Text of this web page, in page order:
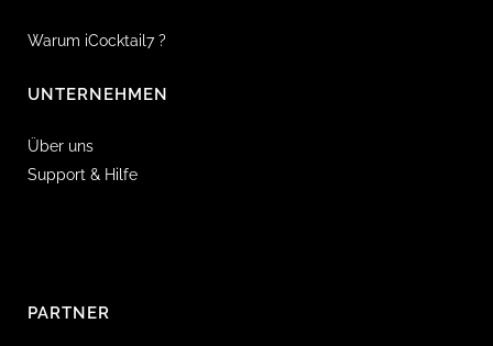
Warum iCocktail7 ?
UNTERNEHMEN
Über uns
Support & Hilfe
PARTNER